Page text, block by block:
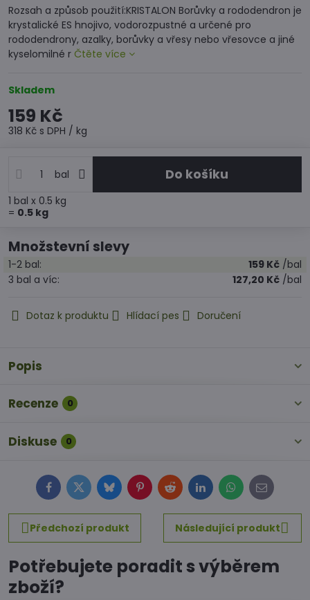
Rozsah a způsob použití:KRISTALON Borůvky a rododendron je
krystalické ES hnojivo, vodorozpustné a určené pro
rododendrony, azalky, borůvky a vřesy nebo vřesovce a jiné
kyselomilné r Čtěte více
Skladem
159 Kč
318 Kč s DPH / kg
bal Do košíku
1 bal x 0.5 kg
= 0.5 kg
Množstevní slevy
1-2 bal: 159 Kč /bal
3 bal a víc: 127,20 Kč /bal
Dotaz k produktu Hlídací pes Doručení
Popis
Recenze 0
Diskuse 0
FacebookTwitterBlueskyPinterestRedditLinkedInWhatsApp
E-
mail
Předchozí produkt
Následující produkt
Potřebujete poradit s výběrem
zboží?